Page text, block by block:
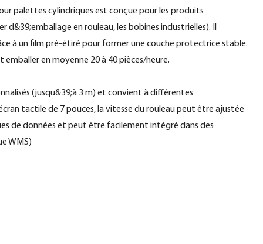
palettes cylindriques est conçue pour les produits
d&39;emballage en rouleau, les bobines industrielles). Il
à un film pré-étiré pour former une couche protectrice stable.
en moyenne 20 à 40 pièces/heure.
(jusqu&39;à 3 m) et convient à différentes
tactile de 7 pouces, la vitesse du rouleau peut être ajustée
de données et peut être facilement intégré dans des
WMS)